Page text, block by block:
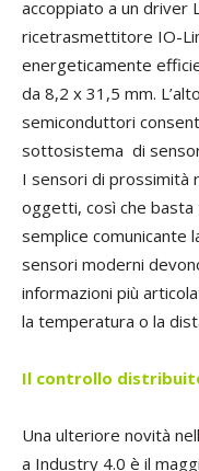
accoppiato a un driver
ricetrasmettitore IO-
energeticamente
da 8,2 x 31,5 mm.
semiconduttori
sottosistema di
I sensori di prossimità
oggetti, così che
semplice comunicante
sensori moderni
informazioni più
la temperatura o la
Il controllo
Una ulteriore novità
a Industry 4.0 è il